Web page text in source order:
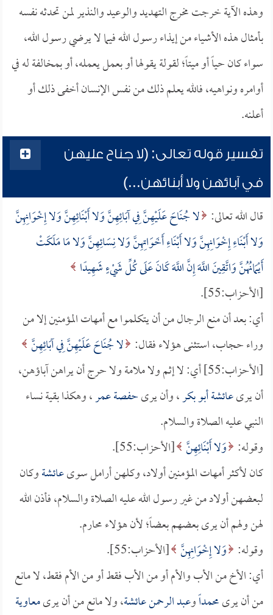
وهذه الآية خرجت مخرج التهديد والوعيد والنذير لمن تحدثه نفسه
بأمثال هذه الأشياء من إيذاء رسول الله فيما لا يرضي رسول الله،
سواء كان حياً أو ميتاً؛ لقولة يقولها أو بعمل يعمله، أو بمخالفة له في
أوامره ونواهيه، فالله يعلم ذلك من نفس الإنسان أخفى ذلك أو
أعلنه.
تفسير قوله تعالى: (لا جناح عليهن
في آبائهن ولا أبنائهن...)
قال الله تعالى: لا جُنَاحَ عَلَيْهِنَّ فِي آبَائِهِنَّ وَلا أَبْنَائِهِنَّ وَلا إِخْوَانِهِنَّ
وَلا أَبْنَاءِ إِخْوَانِهِنَّ وَلا أَبْنَاءِ أَخَوَاتِهِنَّ وَلا نِسَائِهِنَّ وَلا مَا مَلَكَتْ
أَيْمَانُهُنَّ وَاتَّقِينَ اللَّهَ إِنَّ اللَّهَ كَانَ عَلَى كُلِّ شَيْءٍ شَهِيدًا
[الأحزاب:55].
أي: بعد أن منع الرجال من أن يتكلموا مع أمهات المؤمنين إلا من
وراء حجاب، استثنى هؤلاء فقال: لا جُنَاحَ عَلَيْهِنَّ فِي آبَائِهِنَّ
[الأحزاب:55] أي: لا إثم ولا ملامة ولا حرج أن يراهن آباؤهن،
أن يرىعائشةأبو بكر، وأن يرىحفصةعمر، وهكذا بقية نساء
النبي عليه الصلاة والسلام.
وقوله: وَلا أَبْنَائِهِنَّ [الأحزاب:55].
كان لأكثر أمهات المؤمنين أولاد، وكلهن أرامل سوىعائشةوكان
لبعضهن أولاد من غير رسول الله عليه الصلاة والسلام، فأذن الله
لهن ولهم أن يرى بعضهم بعضاً؛ لأن هؤلاء محارم.
وقوله: وَلا إِخْوَانِهِنَّ [الأحزاب:55].
أي: الأخ من الأب والأم أو من الأب فقط أو من الأم فقط، لا مانع
من أن يرىمحمداًوعبد الرحمنعائشة، ولا مانع من أن يرىمعاوية